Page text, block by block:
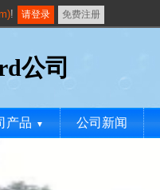
! 请登录 免费注册
公司
产品 ▼ 公司新闻